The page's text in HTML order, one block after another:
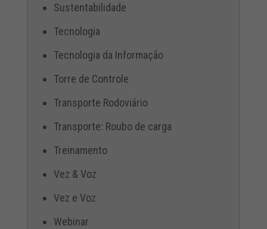
Sustentabilidade
Tecnologia
Tecnologia da Informação
Torre de Controle
Transporte Rodoviário
Transporte: Roubo de carga
Treinamento
Vez & Voz
Vez e Voz
Webinar